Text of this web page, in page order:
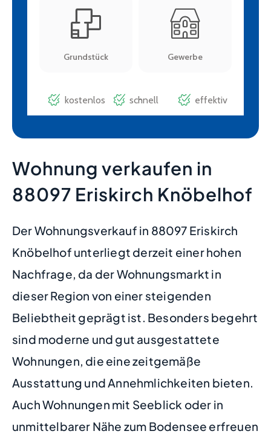
Wohnung verkaufen in
88097 Eriskirch Knöbelhof
Der Wohnungsverkauf in 88097 Eriskirch
Knöbelhof unterliegt derzeit einer hohen
Nachfrage, da der Wohnungsmarkt in
dieser Region von einer steigenden
Beliebtheit geprägt ist. Besonders begehrt
sind moderne und gut ausgestattete
Wohnungen, die eine zeitgemäße
Ausstattung und Annehmlichkeiten bieten.
Auch Wohnungen mit Seeblick oder in
unmittelbarer Nähe zum Bodensee erfreuen